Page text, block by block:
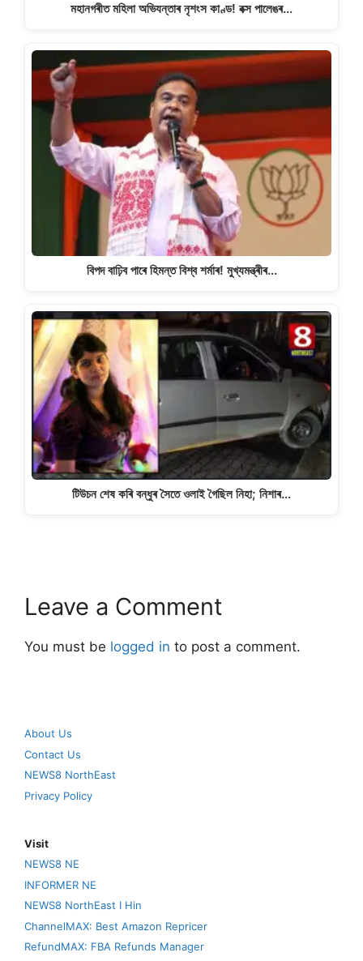
মহানগৰীত মহিলা অভিযন্তাৰ নৃশংস কাণ্ড! বক্স পালেঙৰ…
বিপদ বাঢ়িব পাৰে হিমন্ত বিশ্ব শৰ্মাৰ! মুখ্যমন্ত্ৰীৰ…
টিউচন শেষ কৰি বন্ধুৰ সৈতে ওলাই গৈছিল নিহা; নিশাৰ…
Leave a Comment
You must be logged in to post a comment.
About Us
Contact Us
NEWS8 NorthEast
Privacy Policy
Visit
NEWS8 NE
INFORMER NE
NEWS8 NorthEast I Hin
ChannelMAX: Best Amazon Repricer
RefundMAX: FBA Refunds Manager